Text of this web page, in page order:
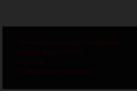
Términos Generales y Condiciones
Política de privacidad
Imprimir
Configuración de cookies